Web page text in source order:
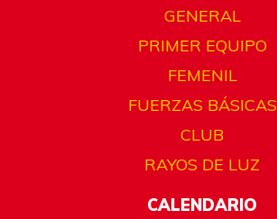
GENERAL
PRIMER EQUIPO
FEMENIL
FUERZAS BÁSICAS
CLUB
RAYOS DE LUZ
CALENDARIO